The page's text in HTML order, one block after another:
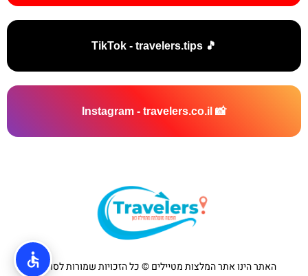
🎵 TikTok - travelers.tips
📸 Instagram - travelers.co.il
האתר הינו אתר המלצות מטיילים © כל הזכויות שמורות לסוכנות